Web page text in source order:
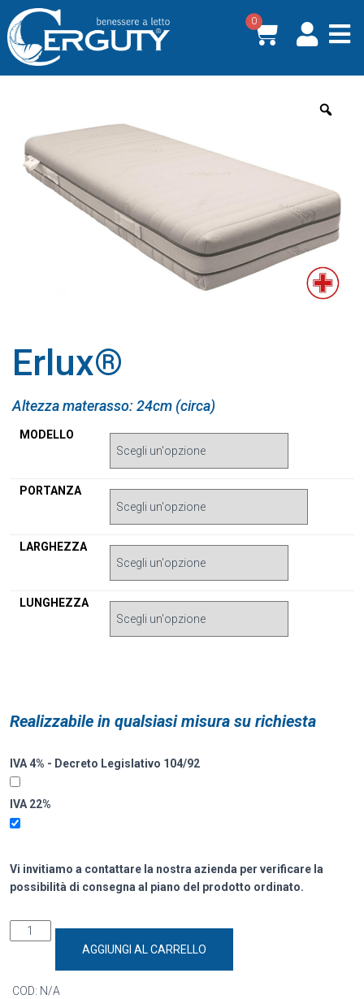
0
Erlux®
Altezza materasso: 24cm (circa)
MODELLO
PORTANZA
LARGHEZZA
LUNGHEZZA
Realizzabile in qualsiasi misura su richiesta
IVA 4% - Decreto Legislativo 104/92
IVA 22%
Vi invitiamo a contattare la nostra azienda per verificare la
possibilità di consegna al piano del prodotto ordinato.
AGGIUNGI AL CARRELLO
COD: N/A